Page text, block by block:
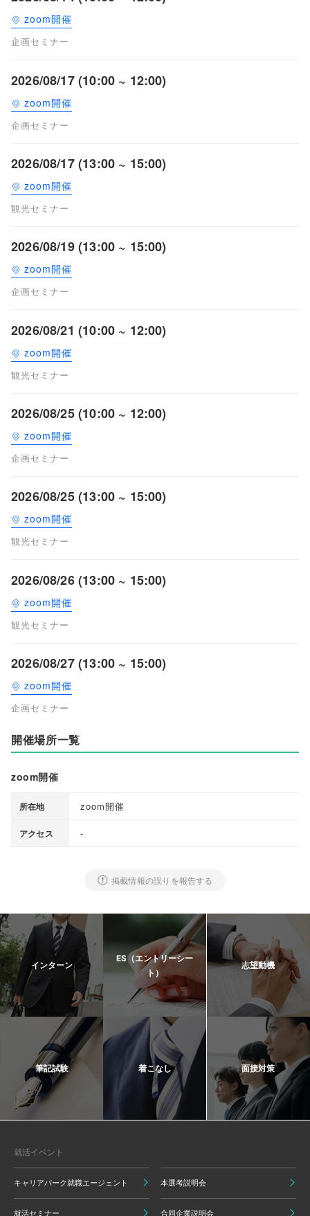
zoom開催
企画セミナー
2026/08/17 (10:00 ~ 12:00)
zoom開催
企画セミナー
2026/08/17 (13:00 ~ 15:00)
zoom開催
観光セミナー
2026/08/19 (13:00 ~ 15:00)
zoom開催
企画セミナー
2026/08/21 (10:00 ~ 12:00)
zoom開催
観光セミナー
2026/08/25 (10:00 ~ 12:00)
zoom開催
企画セミナー
2026/08/25 (13:00 ~ 15:00)
zoom開催
観光セミナー
2026/08/26 (13:00 ~ 15:00)
zoom開催
観光セミナー
2026/08/27 (13:00 ~ 15:00)
zoom開催
企画セミナー
開催場所一覧
zoom開催
所在地 zoom開催
アクセス -
掲載情報の誤りを報告する
インターン
ES（エントリーシー
ト）
志望動機
筆記試験 着こなし 面接対策
就活イベント
キャリアパーク就職エージェント 本選考説明会
就活セミナー 合同企業説明会